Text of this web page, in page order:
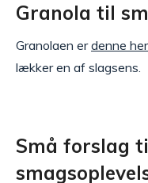
Granola til
Granolaen erdenne
lækker en af slagsens.
Små forslag